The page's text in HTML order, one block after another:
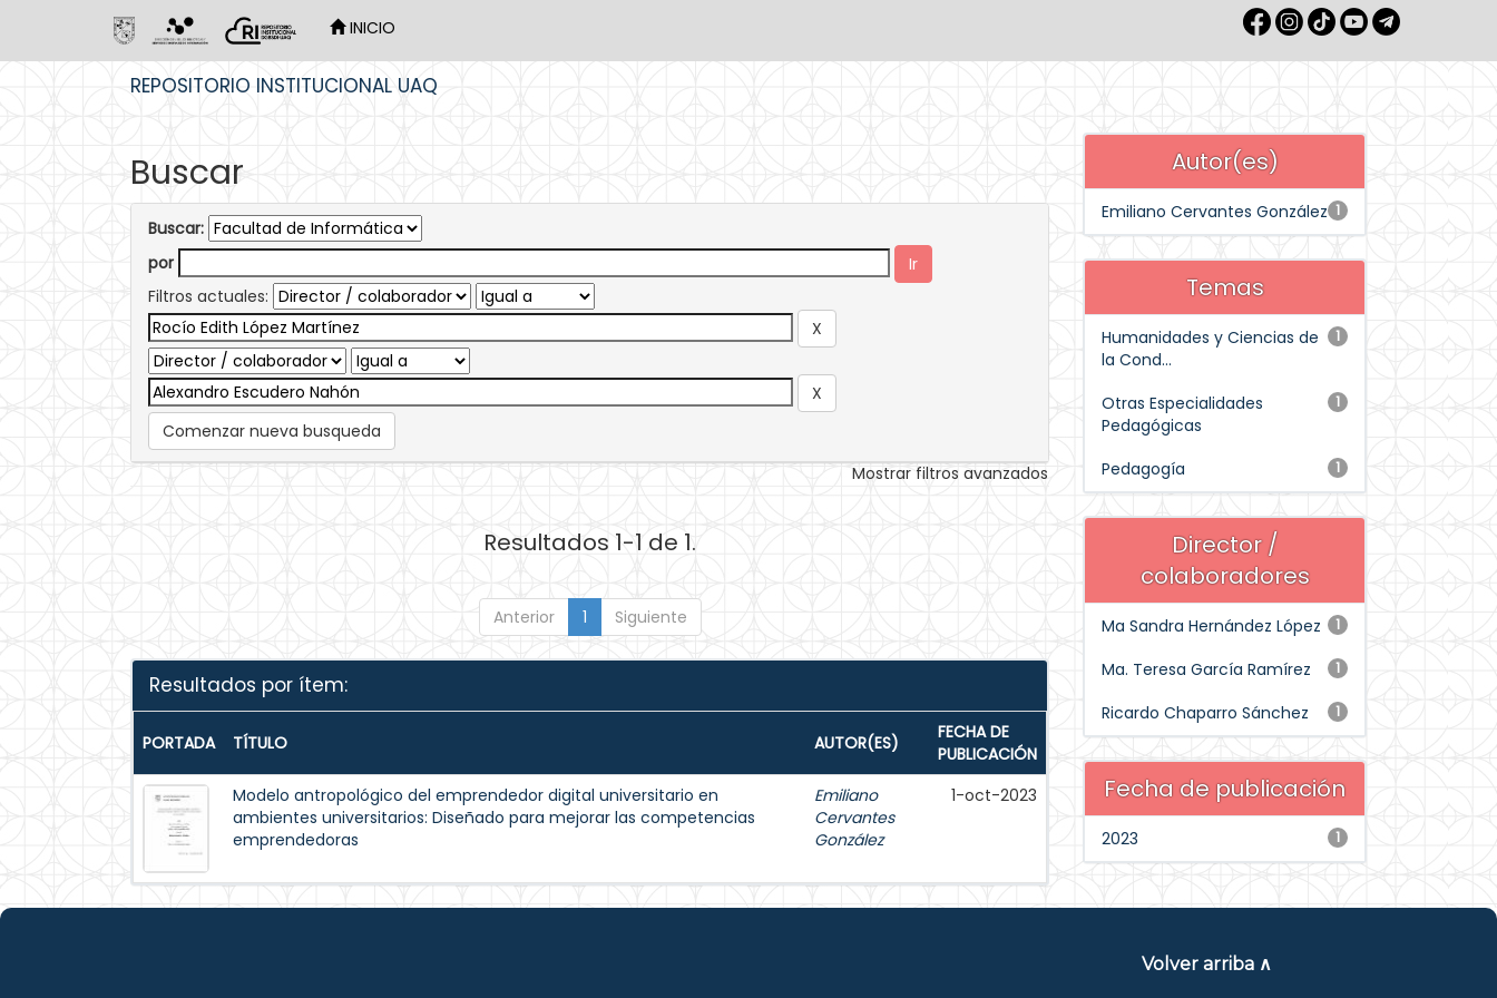
INICIO
REPOSITORIO INSTITUCIONAL UAQ
Buscar
Buscar:
por
Filtros actuales:
Comenzar nueva busqueda
Mostrar filtros avanzados
Resultados 1-1 de 1.
Anterior 1 Siguiente
Resultados por ítem:
PORTADA TÍTULO AUTOR(ES)
FECHA DE
PUBLICACIÓN
Modelo antropológico del emprendedor digital universitario en
ambientes universitarios: Diseñado para mejorar las competencias
emprendedoras
Emiliano
Cervantes
González
1-oct-2023
Autor(es)
1
Emiliano Cervantes González
Temas
1
Humanidades y Ciencias de
la Cond...
1
Otras Especialidades
Pedagógicas
1
Pedagogía
Director /
colaboradores
1
Ma Sandra Hernández López
1
Ma. Teresa García Ramírez
1
Ricardo Chaparro Sánchez
Fecha de publicación
1
2023
Volver arriba ∧